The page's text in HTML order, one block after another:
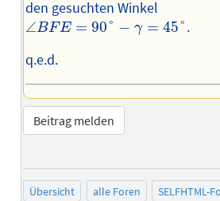
den gesuchten Winkel
∠ BFE = 90° − γ = 45°
∠BFE=90 −γ=45
.
q.e.d.
Beitrag melden
Übersicht alle Foren SELFHTML-